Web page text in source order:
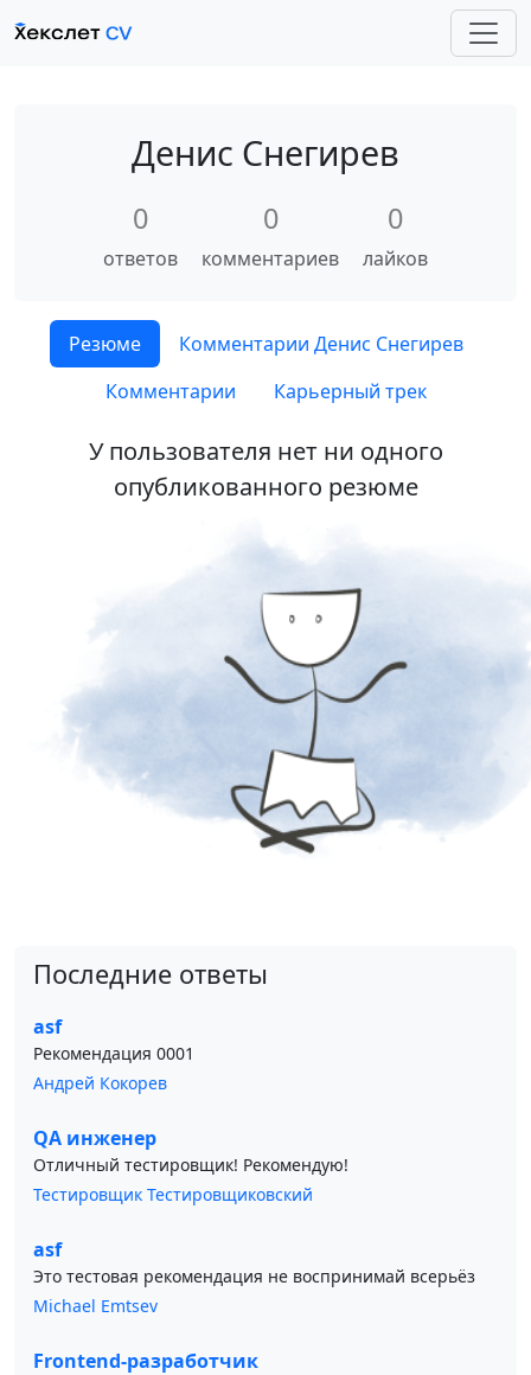
Денис Снегирев
0
ответов
0
комментариев
0
лайков
Резюме
Комментарии Денис Снегирев
Комментарии
Карьерный трек
У пользователя нет ни одного
опубликованного резюме
Последние ответы
asf
Рекомендация 0001
Андрей Кокорев
QA инженер
Отличный тестировщик! Рекомендую!
Тестировщик Тестировщиковский
asf
Это тестовая рекомендация не воспринимай всерьёз
Michael Emtsev
Frontend-разработчик